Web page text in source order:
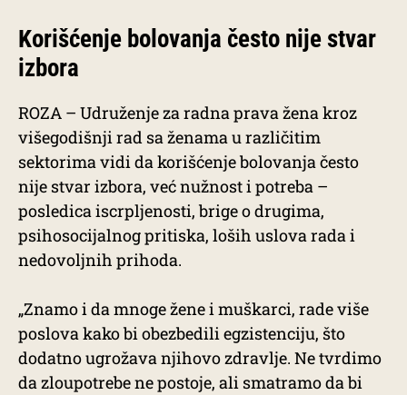
Korišćenje bolovanja često nije stvar
izbora
ROZA – Udruženje za radna prava žena kroz
višegodišnji rad sa ženama u različitim
sektorima vidi da korišćenje bolovanja često
nije stvar izbora, već nužnost i potreba –
posledica iscrpljenosti, brige o drugima,
psihosocijalnog pritiska, loših uslova rada i
nedovoljnih prihoda.
„Znamo i da mnoge žene i muškarci, rade više
poslova kako bi obezbedili egzistenciju, što
dodatno ugrožava njihovo zdravlje. Ne tvrdimo
da zloupotrebe ne postoje, ali smatramo da bi